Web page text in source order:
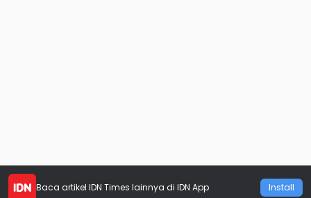
Baca artikel IDN Times lainnya di IDN App Install